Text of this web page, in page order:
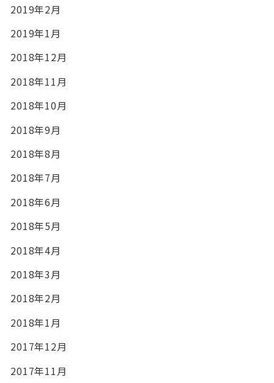
2019年2月
2019年1月
2018年12月
2018年11月
2018年10月
2018年9月
2018年8月
2018年7月
2018年6月
2018年5月
2018年4月
2018年3月
2018年2月
2018年1月
2017年12月
2017年11月